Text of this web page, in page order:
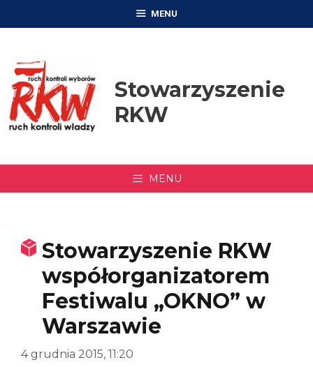
MENU
Stowarzyszenie
RKW
MENU
Stowarzyszenie RKW
współorganizatorem
Festiwalu „OKNO” w
Warszawie
4 grudnia 2015, 11:20